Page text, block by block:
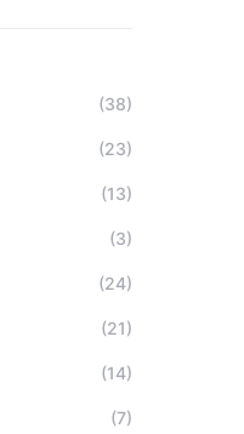
(38)
(23)
(13)
(3)
(24)
(21)
(14)
(7)